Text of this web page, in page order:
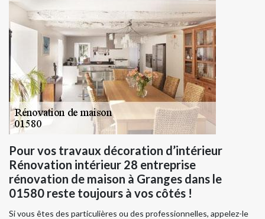
Pour vos travaux décoration d’intérieur
Rénovation intérieur 28 entreprise
rénovation de maison à Granges dans le
01580 reste toujours à vos côtés !
Si vous êtes des particulières ou des professionnelles, appelez-le